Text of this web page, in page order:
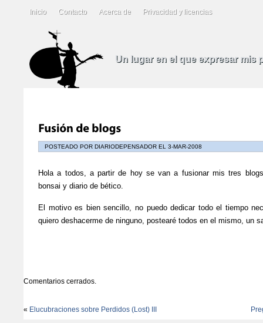
Inicio Contacto Acerca de Privacidad y licencias
Un lugar en el que expresar mis
POSTEADO POR DIARIODEPENSADOR EL 3-MAR-2008
Hola a todos, a partir de hoy se van a fusionar mis tres
bonsai y diario de bético.
El motivo es bien sencillo, no puedo dedicar todo el tiempo
quiero deshacerme de ninguno, postearé todos en el mismo, un
Comentarios cerrados.
« Elucubraciones sobre Perdidos (Lost) III